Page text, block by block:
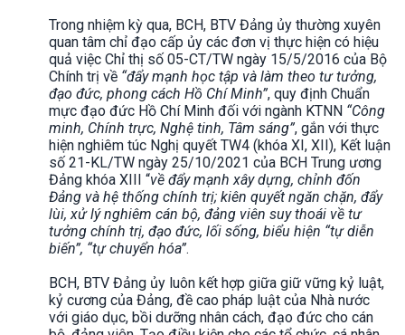
Trong nhiệm kỳ qua, BCH, BTV Đảng ủy thường xuyên
quan tâm chỉ đạo cấp ủy các đơn vị thực hiện có hiệu
quả việc Chỉ thị số 05-CT/TW ngày 15/5/2016 của Bộ
Chính trị về “đẩy mạnh học tập và làm theo tư tưởng,
đạo đức, phong cách Hồ Chí Minh”, quy định Chuẩn
mực đạo đức Hồ Chí Minh đối với ngành KTNN “Công
minh, Chính trực, Nghệ tinh, Tâm sáng”, gắn với thực
hiện nghiêm túc Nghị quyết TW4 (khóa XI, XII), Kết luận
số 21-KL/TW ngày 25/10/2021 của BCH Trung ương
Đảng khóa XIII “về đẩy mạnh xây dựng, chỉnh đốn
Đảng và hệ thống chính trị; kiên quyết ngăn chặn, đẩy
lùi, xử lý nghiêm cán bộ, đảng viên suy thoái về tư
tưởng chính trị, đạo đức, lối sống, biểu hiện “tự diễn
biến”, “tự chuyển hóa”.
BCH, BTV Đảng ủy luôn kết hợp giữa giữ vững kỷ luật,
kỷ cương của Đảng, đề cao pháp luật của Nhà nước
với giáo dục, bồi dưỡng nhân cách, đạo đức cho cán